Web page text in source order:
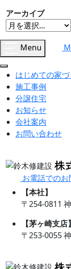
アーカイブ
Menu
はじめての家づ
施工事例
分譲住宅
お知らせ
会社案内
お問い合わせ
お電話での
【本社】
〒254-0811
【茅ヶ崎支店】
〒253-0055